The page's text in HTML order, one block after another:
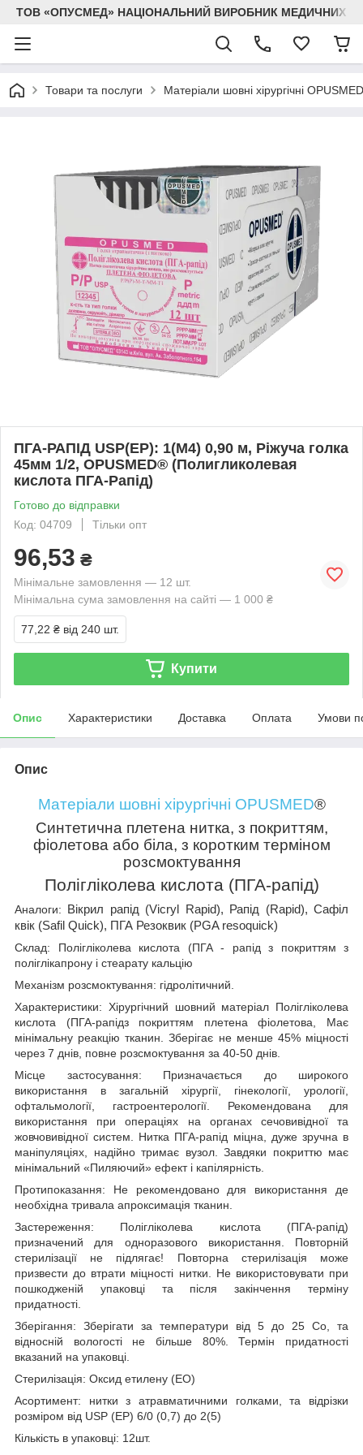
ТОВ «ОПУСМЕД» НАЦІОНАЛЬНИЙ ВИРОБНИК МЕДИЧНИХ
Товари та послуги Матеріали шовні хірургічні OPUSMED
ПГА-РАПІД USP(EP): 1(М4) 0,90 м, Ріжуча голка
45мм 1/2, OPUSMED® (Полигликолевая
кислота ПГА-Рапід)
Готово до відправки
Код: 04709
Тільки опт
96,53 ₴
Мінімальне замовлення — 12 шт.
Мінімальна сума замовлення на сайті — 1 000 ₴
77,22 ₴ від 240 шт.
Купити
Опис Характеристики Доставка Оплата Умови
Опис
Матеріали шовні хірургічні OPUSMED®
Синтетична плетена нитка, з покриттям,
фіолетова або біла, з коротким терміном
розсмоктування
Полігліколева кислота (ПГА-рапід)
Аналоги: Вікрил рапід (Vicryl Rapid), Рапід (Rapid), Сафіл
квік (Safil Quick), ПГА Резоквик (PGA resoquick)
Склад:
Полігліколева кислота (ПГА - рапід з покриттям з
поліглікапрону і стеарату кальцію
Механізм розсмоктування: гідролітичний.
Характеристики: Хірургічний шовний матеріал Полігліколева
кислота (ПГА-рапідз покриттям плетена фіолетова, Має
мінімальну реакцію тканин. Зберігає не менше 45% міцності
через 7 днів, повне розсмоктування за 40-50 днів.
Місце застосування: Призначається до широкого
використання в загальній хірургії, гінекології, урології,
офтальмології, гастроентерології. Рекомендована для
використання при операціях на органах сечовивідної та
жовчовивідної систем. Нитка ПГА-рапід міцна, дуже зручна в
маніпуляціях, надійно тримає вузол. Завдяки покриттю має
мінімальний «Пиляючий» ефект і капілярність.
Протипоказання: Не рекомендовано для використання де
необхідна тривала апроксимація тканин.
Застереження: Полігліколева кислота (ПГА-рапід)
призначений для одноразового використання. Повторній
стерилізації не підлягає! Повторна стерилізація може
призвести до втрати міцності нитки. Не використовувати при
пошкодженій упаковці та після закінчення терміну
придатності.
Зберігання: Зберігати за температури від 5 до 25 Со , та
відносній вологості не більше 80%. Термін придатності
вказаний на упаковці.
Стерилізація: Оксид етилену (ЕО)
Асортимент: нитки з атравматичними голками, та відрізки
розміром від USP (EP) 6/0 (0,7) до 2(5)
Кількість в упаковці: 12шт.